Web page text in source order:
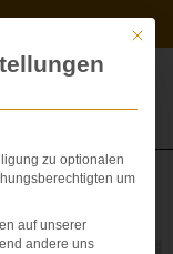
Mit
zu optionalen
um
auf unserer
andere uns